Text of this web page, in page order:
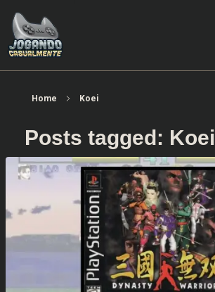
Home Koei
Posts tagged: Koei